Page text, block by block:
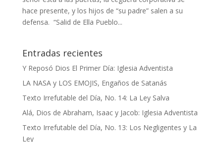
hace presente, y los hijos de “su padre” salen a su
defensa. “Salid de Ella Pueblo...
Entradas recientes
Y Reposó Dios El Primer Día: Iglesia Adventista
LA NASA y LOS EMOJIS, Engaños de Satanás
Texto Irrefutable del Día, No. 14: La Ley Salva
Alá, Dios de Abraham, Isaac y Jacob: Iglesia Adventista
Texto Irrefutable del Día, No. 13: Los Negligentes y La
Ley